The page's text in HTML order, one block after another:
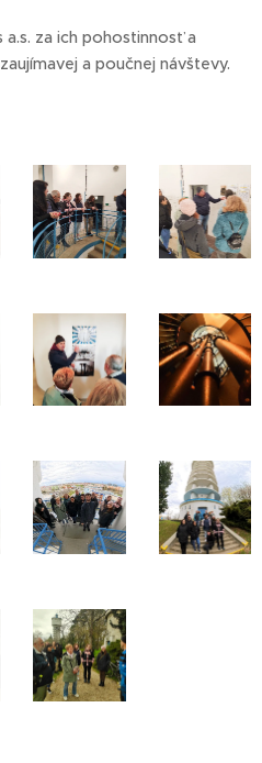
za ich pohostinnosť a
a poučnej návštevy.